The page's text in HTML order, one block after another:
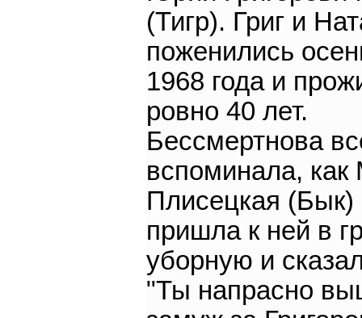
(Тигр). Григ и
поженились
1968 года и
ровно 40 лет.
Бессмертнова
вспоминала, как
Плисецкая (Бык)
пришла к ней в
уборную и
"Ты напрасно